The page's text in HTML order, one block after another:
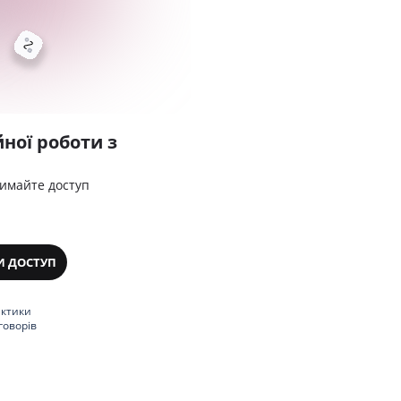
роботи з
доступ
ДОСТУП